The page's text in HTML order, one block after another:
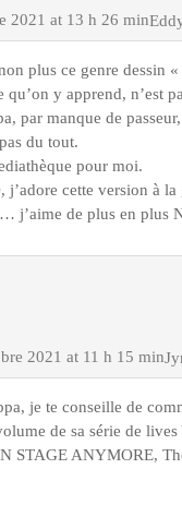
2021 at 13 h 26 min
plus ce genre dessin
qu’on y apprend, n’est
par manque de
du tout.
pour moi.
j’adore cette version à la
j’aime de plus en plus
2021 at 11 h 15 min
je te conseille de
de sa série de
STAGE ANYMORE,